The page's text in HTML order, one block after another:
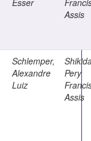
Assis
Schlemper,
Alexandre
Luiz
Pery
Assis